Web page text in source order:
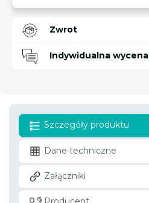
Zwrot
Indywidualna wycena
Szczegóły produktu
Dane techniczne
Załączniki